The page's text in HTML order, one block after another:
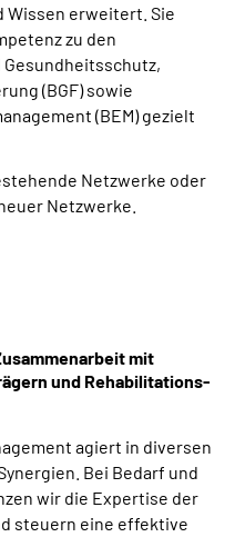
Wissen erweitert. Sie
zu den
(BGF) sowie
(BEM) gezielt
Netzwerke oder
Netzwerke.
mit
und Rehabilitations-
agiert in diversen
Bei Bedarf und
wir die Expertise der
steuern eine effektive